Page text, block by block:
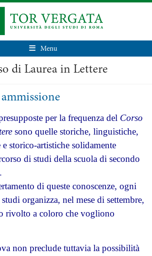
Menu
di Laurea in Lettere
per la frequenza del Corso
sono quelle storiche, linguistiche,
storico-artistiche solidamente
di studi della scuola di secondo
di queste conoscenze, ogni
organizza, nel mese di settembre,
rivolto a coloro che vogliono
non preclude tuttavia la possibilità